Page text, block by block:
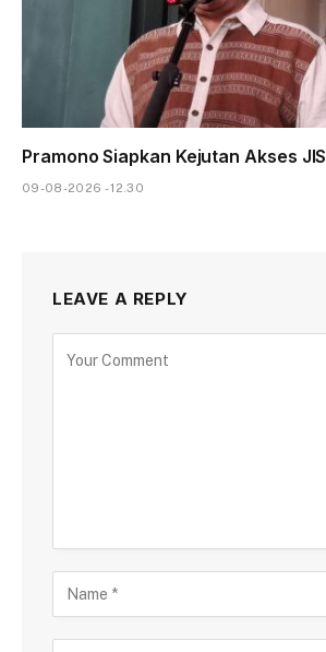
Pramono Siapkan Kejutan Akses JIS
09-08-2026 - 12.30
LEAVE A REPLY